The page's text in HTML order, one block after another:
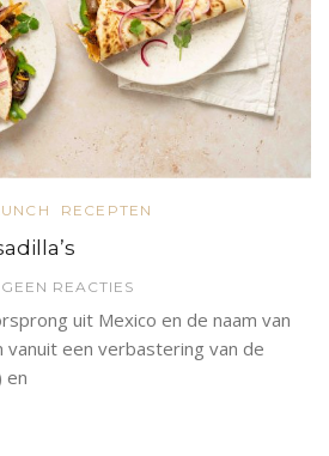
RECEPTEN
GEEN REACTIES
uit Mexico en de naam van
een verbastering van de
en